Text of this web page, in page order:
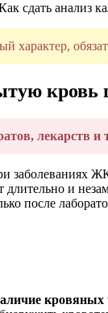
сдать анализ
кровь
лекарств
заболеваниях
длительно и
после